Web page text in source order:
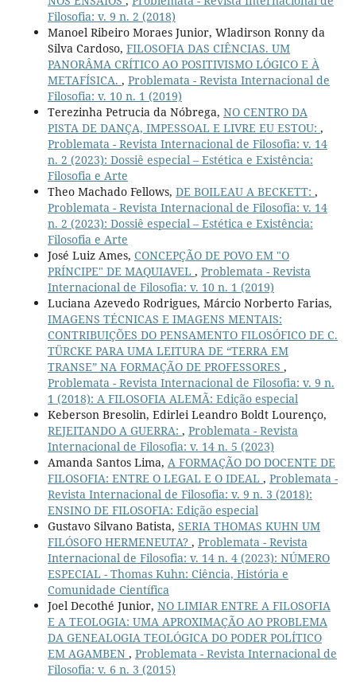
Filosofia: v. 9 n. 2 (2018)
Manoel Ribeiro Moraes Junior, Wladirson Ronny da
Silva Cardoso, FILOSOFIA DAS CIÊNCIAS. UM
PANORÂMA CRÍTICO AO POSITIVISMO LÓGICO E À
METAFÍSICA. , Problemata - Revista Internacional de
Filosofia: v. 10 n. 1 (2019)
Terezinha Petrucia da Nóbrega, NO CENTRO DA
PISTA DE DANÇA, IMPESSOAL E LIVRE EU ESTOU: ,
Problemata - Revista Internacional de Filosofia: v. 14
n. 2 (2023): Dossiê especial – Estética e Existência:
Filosofia e Arte
Theo Machado Fellows, DE BOILEAU A BECKETT: ,
Problemata - Revista Internacional de Filosofia: v. 14
n. 2 (2023): Dossiê especial – Estética e Existência:
Filosofia e Arte
José Luiz Ames, CONCEPÇÃO DE POVO EM "O
PRÍNCIPE" DE MAQUIAVEL , Problemata - Revista
Internacional de Filosofia: v. 10 n. 1 (2019)
Luciana Azevedo Rodrigues, Márcio Norberto Farias,
IMAGENS TÉCNICAS E IMAGENS MENTAIS:
CONTRIBUIÇÕES DO PENSAMENTO FILOSÓFICO DE C.
TÜRCKE PARA UMA LEITURA DE “TERRA EM
TRANSE” NA FORMAÇÃO DE PROFESSORES ,
Problemata - Revista Internacional de Filosofia: v. 9 n.
1 (2018): A FILOSOFIA ALEMÃ: Edição especial
Keberson Bresolin, Edirlei Leandro Boldt Lourenço,
REJEITANDO A GUERRA: , Problemata - Revista
Internacional de Filosofia: v. 14 n. 5 (2023)
Amanda Santos Lima, A FORMAÇÃO DO DOCENTE DE
FILOSOFIA: ENTRE O LEGAL E O IDEAL , Problemata -
Revista Internacional de Filosofia: v. 9 n. 3 (2018):
ENSINO DE FILOSOFIA: Edição especial
Gustavo Silvano Batista, SERIA THOMAS KUHN UM
FILÓSOFO HERMENEUTA? , Problemata - Revista
Internacional de Filosofia: v. 14 n. 4 (2023): NÚMERO
ESPECIAL - Thomas Kuhn: Ciência, História e
Comunidade Científica
Joel Decothé Junior, NO LIMIAR ENTRE A FILOSOFIA
E A TEOLOGIA: UMA APROXIMAÇÃO AO PROBLEMA
DA GENEALOGIA TEOLÓGICA DO PODER POLÍTICO
EM AGAMBEN , Problemata - Revista Internacional de
Filosofia: v. 6 n. 3 (2015)